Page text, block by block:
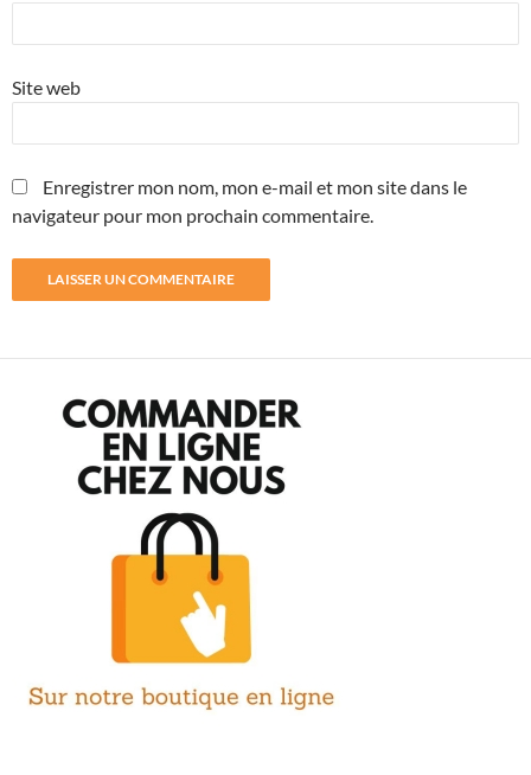
Site web
Enregistrer mon nom, mon e-mail et mon site dans le
navigateur pour mon prochain commentaire.